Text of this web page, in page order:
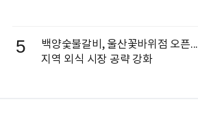
5
백양숯불갈비, 울산꽃바위점 오픈...
지역 외식 시장 공략 강화